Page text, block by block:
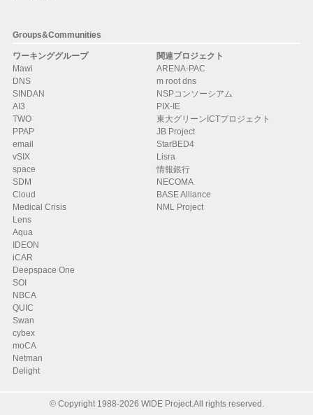
Groups&Communities
ワーキンググループ
Mawi
DNS
SINDAN
AI3
TWO
PPAP
email
vSIX
space
SDM
Cloud
Medical Crisis
Lens
Aqua
IDEON
iCAR
Deepspace One
SOI
NBCA
QUIC
Swan
cybex
moCA
Netman
Delight
関連プロジェクト
ARENA-PAC
m root dns
NSPコンソーシアム
PIX-IE
東大グリーンICTプロジェクト
JB Project
StarBED4
Lisra
情報銀行
NECOMA
BASE Alliance
NML Project
© Copyright 1988-2026 WIDE Project.All rights reserved.